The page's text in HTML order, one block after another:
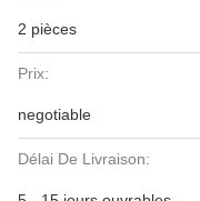
2 pièces
Prix:
negotiable
Délai De Livraison: